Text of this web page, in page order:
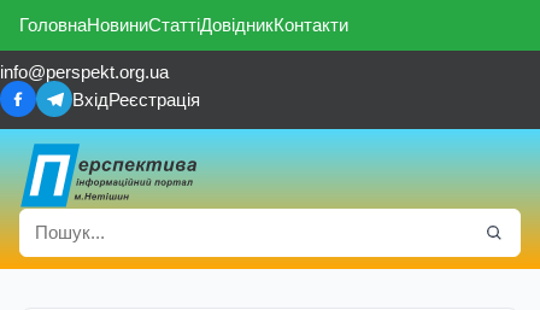
ГоловнаНовиниСтаттіДовідникКонтакти
info@perspekt.org.ua
ВхідРеєстрація